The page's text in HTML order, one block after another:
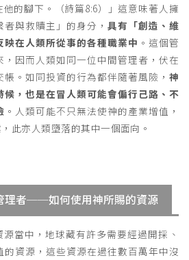
的腳下。（詩篇8:6）」這意味著人擁
與救贖主」的身分， 具有「創造、維
在人類所從事的各種職業中 。這個管
因而人類如同一位中間管理者，伏在
。如同投資的行為都伴隨著風險， 神
候，也是在冒人類可能會偏行己路、不
。人類可能不只無法使神的產業增值，
此亦人類墮落的其中一個面向。
理者──如何使用神所賜的資源
當中，地球藏有許多需要經過開採、
資源，這些資源在過往數百萬年中沒